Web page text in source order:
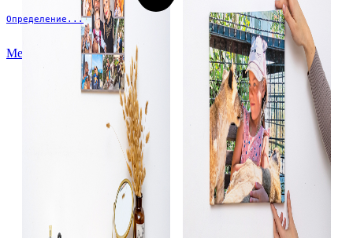
Определение...
Меню